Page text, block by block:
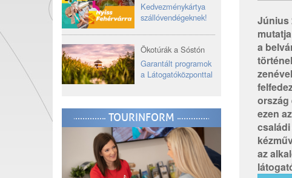
Június
a
ország
ezen
az
Kedvezménykártya
szállóvendégeknek!
Ökotúrák a Sóstón
Garantált programok
a Látogatóközponttal
TOURINFORM